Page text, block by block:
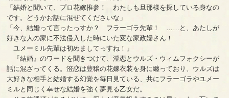
「結婚と聞いて、プロ花嫁推参！ わたしも旦那様を探している身なの
です。どうかお話に混ぜてくださいな」
「今、結婚って言ったっすか？ フラーゴラ先輩！ ……と、あたしが
好きな人の家に不法侵入した時にいた変な家政婦さん！
ユメーミル先輩は初めましてっすね！」
『結婚』のワードを聞きつけて、澄恋とウルズ・ウィムフォクシーが
話に混ざってくる。澄恋は豊穣の花嫁衣装を身に纏っており、ウルズは
大好きな相手と結婚する幻覚を毎日見ている、共にフラーゴラやユメー
ミルと同じく幸せな結婚を強く夢見る乙女だ。